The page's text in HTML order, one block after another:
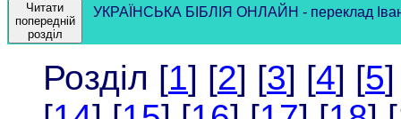
Читати
попередній
розділ
УКРАЇНСЬКА БІБЛІЯ ОНЛАЙН - переклад
Розділ [1] [2] [3] [4] [5